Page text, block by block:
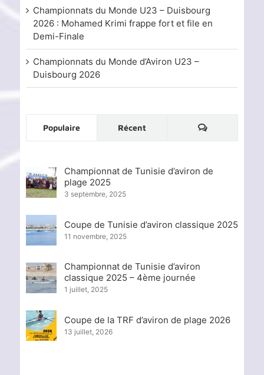
Championnats du Monde U23 – Duisbourg
2026 : Mohamed Krimi frappe fort et file en
Demi-Finale
Championnats du Monde d’Aviron U23 –
Duisbourg 2026
Populaire Récent
Championnat de Tunisie d’aviron de
plage 2025
3 septembre, 2025
Coupe de Tunisie d’aviron classique 2025
11 novembre, 2025
Championnat de Tunisie d’aviron
classique 2025 – 4ème journée
1 juillet, 2025
Coupe de la TRF d’aviron de plage 2026
13 juillet, 2026